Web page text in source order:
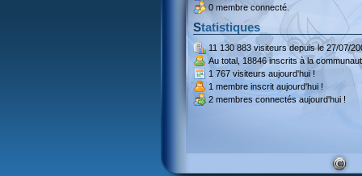
0 membre connecté.
Statistiques
11 130 883 visiteursdepuis le 27/07/
Au total, 18846 inscritsà la
1 767 visiteurs aujourd'hui !
1 membre inscrit aujourd'hui !
2 membres connectés aujourd'hui !